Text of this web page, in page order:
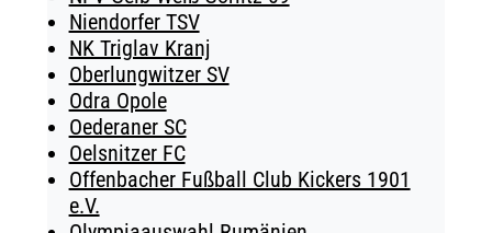
Niendorfer TSV
NK Triglav Kranj
Oberlungwitzer SV
Odra Opole
Oederaner SC
Oelsnitzer FC
Offenbacher Fußball Club Kickers 1901
e.V.